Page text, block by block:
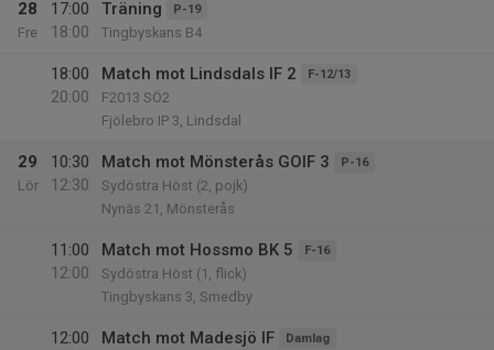
28
Fre
17:00
18:00
Träning P-19
Tingbyskans B4
18:00
20:00
Match mot Lindsdals IF 2 F-12/13
F2013 SÖ2
Fjölebro IP 3, Lindsdal
29
Lör
10:30
12:30
Match mot Mönsterås GOIF 3 P-16
Sydöstra Höst (2, pojk)
Nynäs 21, Mönsterås
11:00
12:00
Match mot Hossmo BK 5 F-16
Sydöstra Höst (1, flick)
Tingbyskans 3, Smedby
12:00
Match mot Madesjö IF Damlag